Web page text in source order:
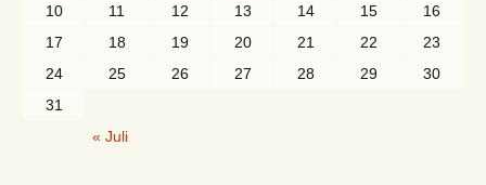
10
11 12 13 14 15
16
17
18 19 20 21 22
23
24
25 26 27 28 29
30
31
« Juli